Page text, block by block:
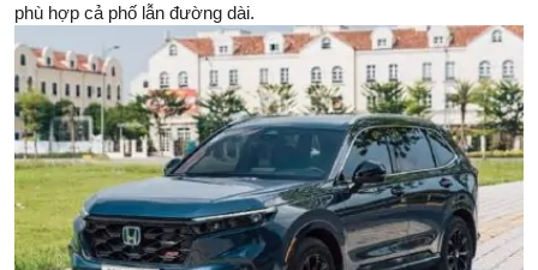
phù hợp cả phố lẫn đường dài.